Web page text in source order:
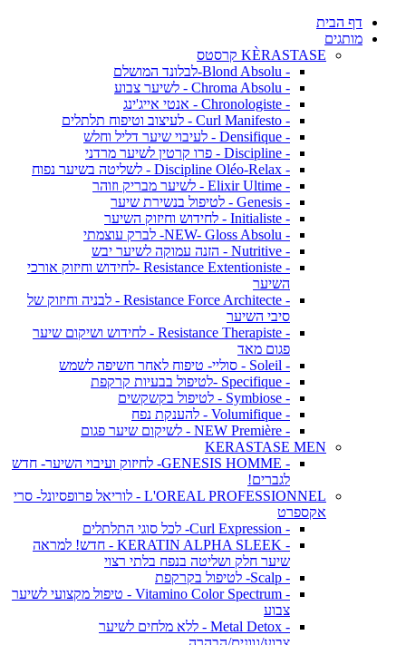
דף הבית
מותגים
KÈRASTASE קרסטס
- Blond Absolu-לבלונד המושלם
- Chroma Absolu - לשיער צבוע
- Chronologiste - אנטי אייג'ינג
- Curl Manifesto - לעיצוב וטיפוח תלתלים
- Densifique - לעיבוי שיער דליל וחלש
- Discipline - פרו קרטין לשיער מרדני
- Discipline Oléo-Relax - לשליטה בשיער נפוח
- Elixir Ultime - לשיער מבריק וזוהר
- Genesis - לטיפול בנשירת שיער
- Initialiste - לחידוש וחיזוק השיער
- NEW- Gloss Absolu- לברק עוצמתי
- Nutritive - הזנה עמוקה לשיער יבש
- Resistance Extentioniste -לחידוש וחיזוק אורכי
השיער
- Resistance Force Architecte - לבניה וחיזוק של
סיבי השיער
- Resistance Therapiste - לחידוש ושיקום שיער
פגום מאד
- Soleil - סוליי- טיפוח לאחר חשיפה לשמש
- Specifique -לטיפול בבעיות קרקפת
- Symbiose - לטיפול בקשקשים
- Volumifique - להענקת נפח
- NEW Première - לשיקום שיער פגום
KERASTASE MEN
- GENESIS HOMME- לחיזוק ועיבוי השיער- חדש
לגברים!
L'OREAL PROFESSIONNEL - לוריאל פרופסיונל- סרי
אקספרט
- Curl Expression- לכל סוגי התלתלים
- KERATIN ALPHA SLEEK - חדש! למראה
שיער חלק ושליטה בנפח בלתי רצוי
- Scalp- לטיפול בקרקפת
- Vitamino Color Spectrum - טיפול מקצועי לשיער
צבוע
- Metal Detox - ללא מלחים לשיער